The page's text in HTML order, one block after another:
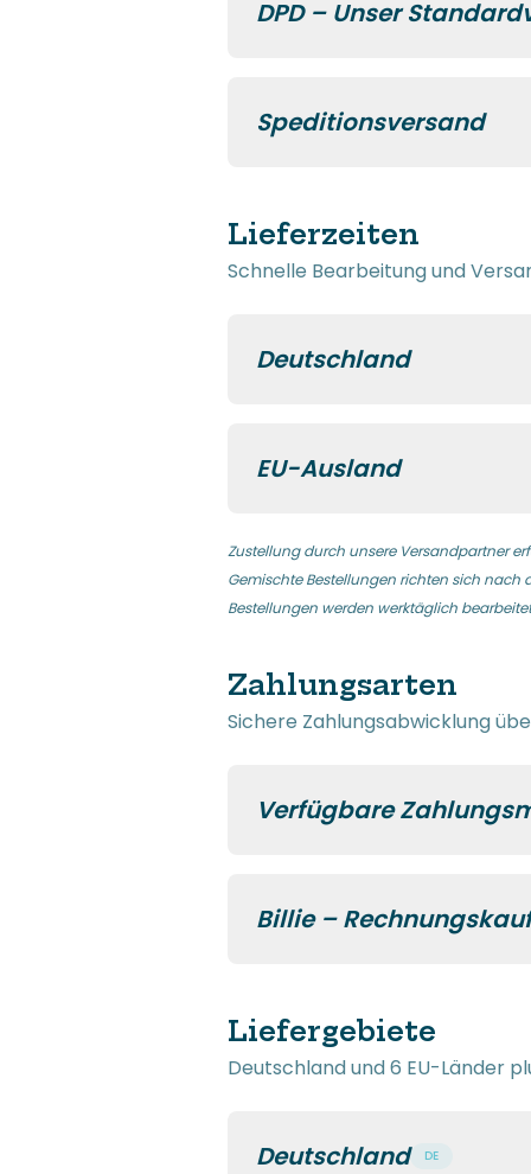
DPD – Unser
Speditionsversand
Lieferzeiten
Schnelle Bearbeitung und
Deutschland
EU-Ausland
Zustellung durch unsere Versandpartner
Gemischte Bestellungen richten sich nach
Bestellungen werden werktäglich
Zahlungsarten
Sichere Zahlungsabwicklung
Verfügbare
Billie –
Liefergebiete
Deutschland und 6 EU-Länder
Deutschland DE